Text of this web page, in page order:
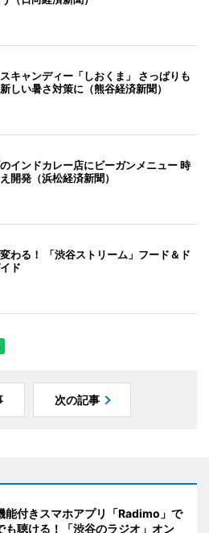
キャンディー「しおくま」 さっぱりも
しい暑さ対策に（熊谷経済新聞）
インドカレー店にビーガンメニュー 時
開発（浜松経済新聞）
わる！ 「渋谷ストリーム」フード＆ド
ド
次の記事
能付きスマホアプリ「Radimo」で
も聴ける！「渋谷のラジオ」オン